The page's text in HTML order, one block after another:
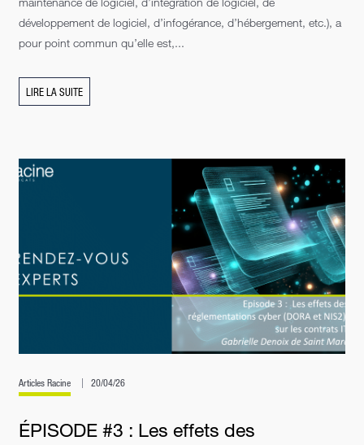
développement de logiciel, d’infogérance, d’hébergement, etc.), a
pour point commun qu’elle est,...
LIRE LA SUITE
Articles Racine 20/04/26
ÉPISODE #3 : Les effets des